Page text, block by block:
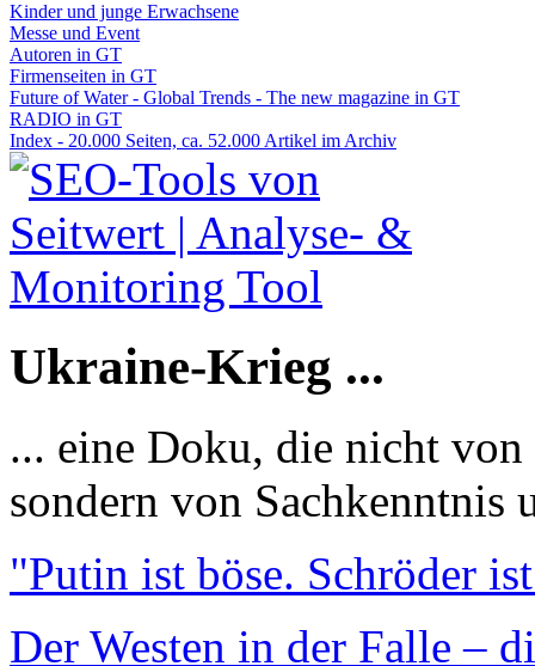
Kinder und junge Erwachsene
Messe und Event
Autoren in GT
Firmenseiten in GT
Future of Water - Global Trends - The new magazine in GT
RADIO in GT
Index - 20.000 Seiten, ca. 52.000 Artikel im Archiv
Ukraine-Krieg ...
... eine Doku, die nicht
sondern von Sachkenntnis
"Putin ist böse. Schröder
Der Westen in der Falle –